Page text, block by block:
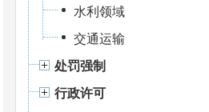
水利领域
交通运输
处罚强制
行政许可